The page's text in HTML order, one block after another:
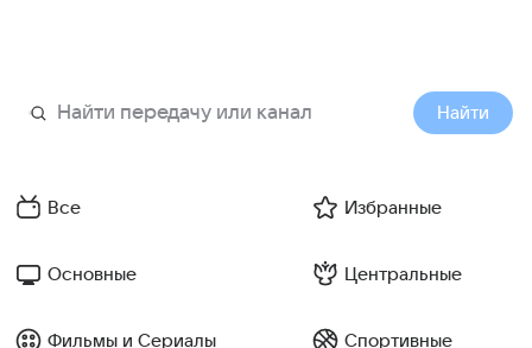
Найти
Все Избранные
Основные Центральные
Фильмы и Сериалы Спортивные